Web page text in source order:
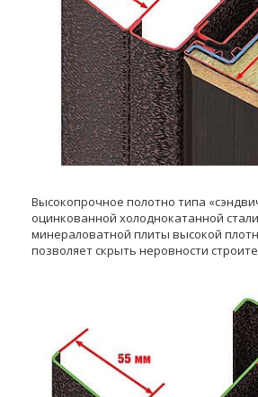
Высокопрочное полотно типа
оцинкованной холоднокатанной
минераловатной плиты высокой
позволяет скрыть неровности